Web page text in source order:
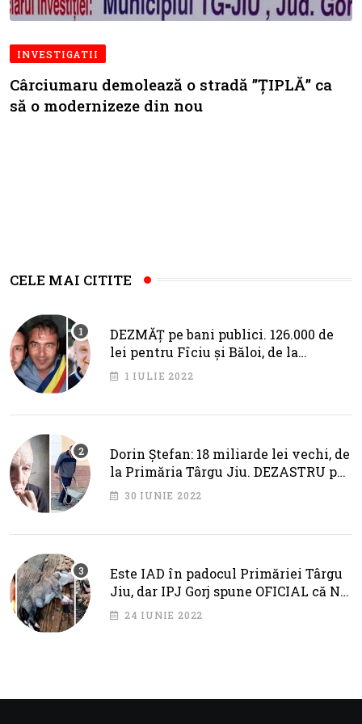
INVESTIGATII
Cârciumaru demolează o stradă ”ȚIPLĂ” ca
să o modernizeze din nou
CELE MAI CITITE
DEZMĂȚ pe bani publici. 126.000 de
lei pentru Fîciu și Băloi, de la
primarul Cotojman
1 IULIE 2022
Dorin Ștefan: 18 miliarde lei vechi, de
la Primăria Târgu Jiu. DEZASTRU pe
AXA BRÂNCUȘI
30 IUNIE 2022
Este IAD în padocul Primăriei Târgu
Jiu, dar IPJ Gorj spune OFICIAL că NU
SUNT PROBLEME!
24 IUNIE 2022